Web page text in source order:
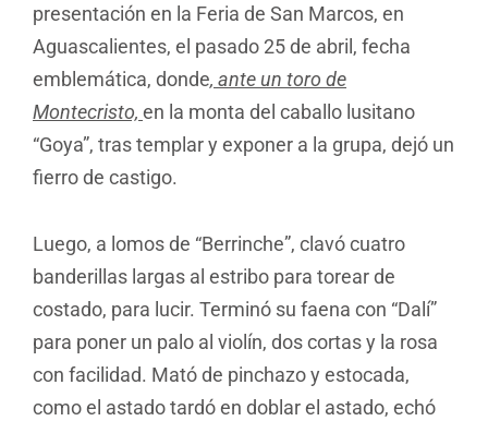
presentación en la Feria de San Marcos, en
Aguascalientes, el pasado 25 de abril, fecha
emblemática, donde, ante un toro de
Montecristo, en la monta del caballo lusitano
“Goya”, tras templar y exponer a la grupa, dejó un
fierro de castigo.
Luego, a lomos de “Berrinche”, clavó cuatro
banderillas largas al estribo para torear de
costado, para lucir. Terminó su faena con “Dalí”
para poner un palo al violín, dos cortas y la rosa
con facilidad. Mató de pinchazo y estocada,
como el astado tardó en doblar el astado, echó